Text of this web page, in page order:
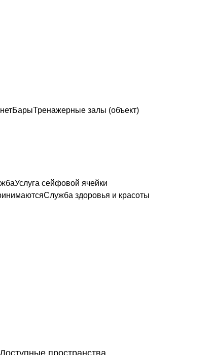
БарыТренажерные залы (объект)
Услуга сейфовой ячейки
Служба здоровья и красоты
Доступные пространства